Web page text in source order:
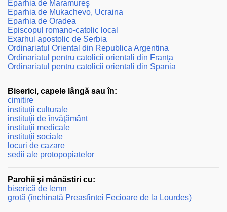
Eparhia de Maramureş
Eparhia de Mukachevo, Ucraina
Eparhia de Oradea
Episcopul romano-catolic local
Exarhul apostolic de Serbia
Ordinariatul Oriental din Republica Argentina
Ordinariatul pentru catolicii orientali din Franţa
Ordinariatul pentru catolicii orientali din Spania
Biserici, capele lângă sau în:
cimitire
instituţii culturale
instituţii de învăţământ
instituţii medicale
instituţii sociale
locuri de cazare
sedii ale protopopiatelor
Parohii şi mănăstiri cu:
biserică de lemn
grotă (închinată Preasfintei Fecioare de la Lourdes)